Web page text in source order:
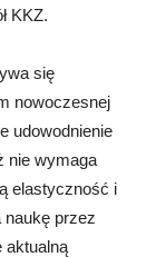
KKZ.
się
nowoczesnej
udowodnienie
nie wymaga
elastyczność i
naukę przez
aktualną